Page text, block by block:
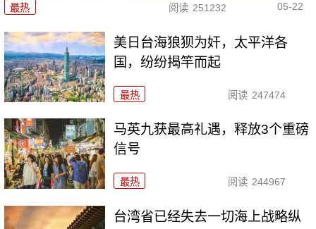
最热 阅读 251232 05-22
美日台海狼狈为奸，太平洋各
国，纷纷揭竿而起
最热 阅读 247474
马英九获最高礼遇，释放3个重磅
信号
最热 阅读 244967
台湾省已经失去一切海上战略纵